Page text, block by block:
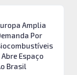
Amplia
Por
Abre Espaço
Brasil